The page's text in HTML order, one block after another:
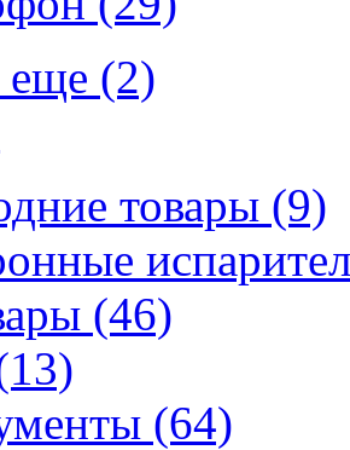
еще (2)
товары (9)
(46)
(64)